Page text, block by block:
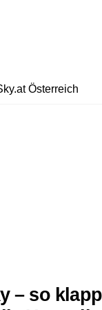
Österreich
– so